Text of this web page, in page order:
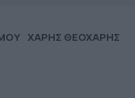
ΧΑΡΗΣ ΘΕΟΧΑΡΗΣ